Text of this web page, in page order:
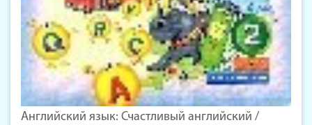
Английский язык: Счастливый английский /